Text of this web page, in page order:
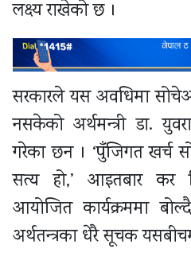
लक्ष्य राखेको छ ।
सरकारले यस अवधिमा
नसकेको अर्थमन्त्री डा.
गरेका छन । ‘पुँजिगत खर्च
सत्य हो,’ आइतबार कर
आयोजित कार्यक्रममा
अर्थतन्त्रका धेरै सूचक